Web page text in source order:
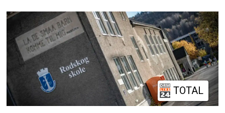
TOTAL